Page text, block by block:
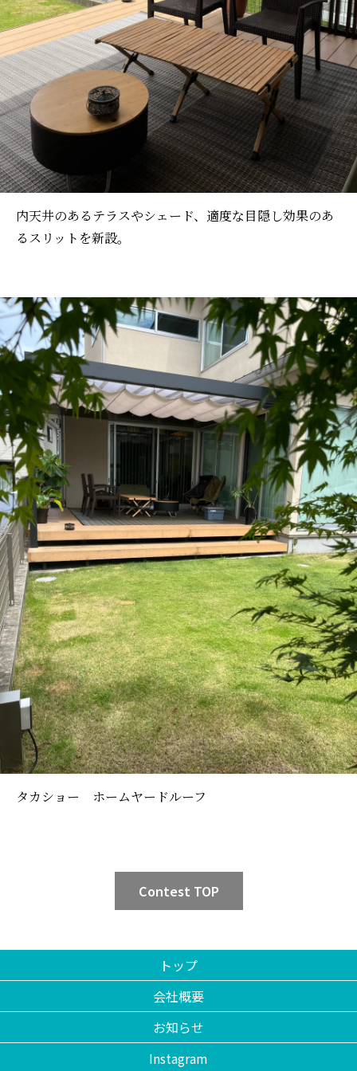
内天井のあるテラスやシェード、適度な目隠し効果のあ
るスリットを新設。
タカショー ホームヤードルーフ
Contest TOP
トップ
会社概要
お知らせ
Instagram